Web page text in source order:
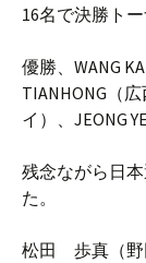
16名で決勝ト
優勝、WANG
TIANHONG（広
イ）、JEONG
残念ながら日
た。
松田 歩真（野